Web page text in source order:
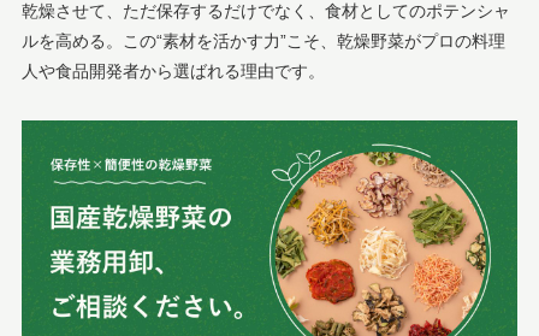
乾燥させて、ただ保存するだけでなく、食材としてのポテンシャ
ルを高める。この“素材を活かす力”こそ、乾燥野菜がプロの料理
人や食品開発者から選ばれる理由です。